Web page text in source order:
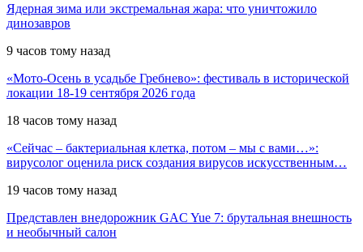
Ядерная зима или экстремальная жара: что уничтожило
динозавров
9 часов тому назад
«Мото-Осень в усадьбе Гребнево»: фестиваль в исторической
локации 18-19 сентября 2026 года
18 часов тому назад
«Сейчас – бактериальная клетка, потом – мы с вами…»:
вирусолог оценила риск создания вирусов искусственным…
19 часов тому назад
Представлен внедорожник GAC Yue 7: брутальная внешность
и необычный салон